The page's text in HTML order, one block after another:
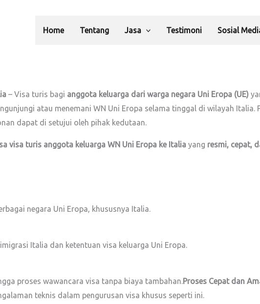
Home Tentang Jasa Testimoni Sosial
– Visa turis bagi anggota keluarga dari warga negara Uni Eropa (UE)
atau menemani WN Uni Eropa selama tinggal di wilayah Italia.
dapat di setujui oleh pihak kedutaan.
visa turis anggota keluarga WN Uni Eropa ke Italia yang resmi, cepat,
negara Uni Eropa, khususnya Italia.
Italia dan ketentuan visa keluarga Uni Eropa.
proses wawancara visa tanpa biaya tambahan.Proses Cepat dan
teknis dalam pengurusan visa khusus seperti ini.